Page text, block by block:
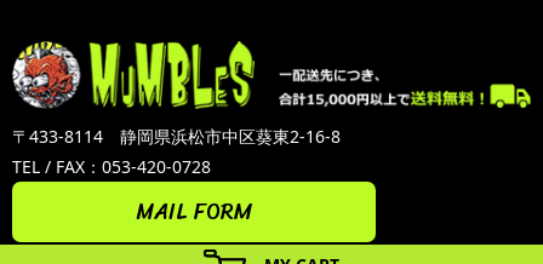
〒433-8114 静岡県浜松市中区葵東2-16-8
TEL / FAX：053-420-0728
MAIL FORM